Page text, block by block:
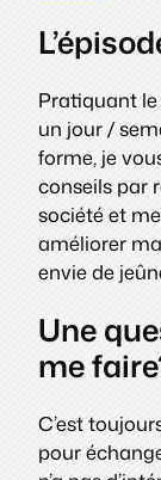
Pratiquant le
un jour /
forme, je
conseils par
société et
améliorer
envie de
Une
me
C’est
pour